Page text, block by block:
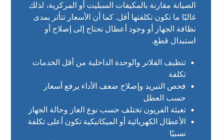
الصيانة مقارنة بالمكيفات السبليت أو المركزية، لذلك
غالبًا ما تكون تكلفتها أقل. كما أن الأسعار تتأثر بمدى
نظافة الجهاز أو وجود أعطال تحتاج إلى إصلاح أو
استبدال قطع.
تنظيف الفلاتر والوحدة الداخلية من أقل الخدمات
تكلفة
فحص التبريد وإصلاح ضعف الأداء يرفع أسعار
حسب العطل
تعبئة الفريون تختلف حسب نوع الغاز وحالة الجهاز
الأعطال الكهربائية أو الميكانيكية تكون أعلى تكلفة
نسبيًا